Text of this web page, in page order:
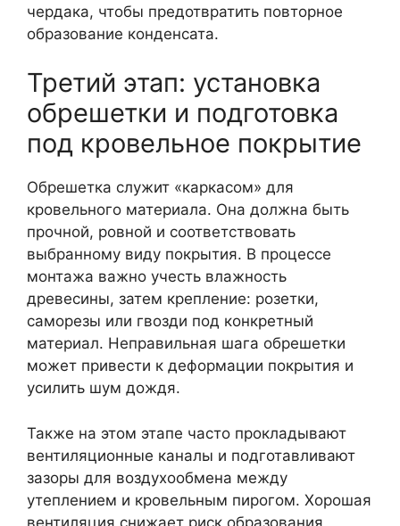
чердака, чтобы предотвратить повторное
образование конденсата.
Третий этап: установка
обрешетки и подготовка
под кровельное покрытие
Обрешетка служит «каркасом» для
кровельного материала. Она должна быть
прочной, ровной и соответствовать
выбранному виду покрытия. В процессе
монтажа важно учесть влажность
древесины, затем крепление: розетки,
саморезы или гвозди под конкретный
материал. Неправильная шага обрешетки
может привести к деформации покрытия и
усилить шум дождя.
Также на этом этапе часто прокладывают
вентиляционные каналы и подготавливают
зазоры для воздухообмена между
утеплением и кровельным пирогом. Хорошая
вентиляция снижает риск образования